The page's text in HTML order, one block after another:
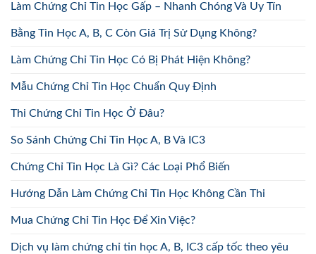
Làm Chứng Chỉ Tin Học Gấp – Nhanh Chóng Và Uy Tín
Bằng Tin Học A, B, C Còn Giá Trị Sử Dụng Không?
Làm Chứng Chỉ Tin Học Có Bị Phát Hiện Không?
Mẫu Chứng Chỉ Tin Học Chuẩn Quy Định
Thi Chứng Chỉ Tin Học Ở Đâu?
So Sánh Chứng Chỉ Tin Học A, B Và IC3
Chứng Chỉ Tin Học Là Gì? Các Loại Phổ Biến
Hướng Dẫn Làm Chứng Chỉ Tin Học Không Cần Thi
Mua Chứng Chỉ Tin Học Để Xin Việc?
Dịch vụ làm chứng chỉ tin học A, B, IC3 cấp tốc theo yêu